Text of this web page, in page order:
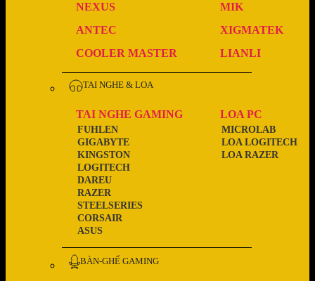
NEXUS
MIK
ANTEC
XIGMATEK
COOLER MASTER
LIANLI
TAI NGHE & LOA
TAI NGHE GAMING
ASUS
CORSAIR
STEELSERIES
RAZER
DAREU
LOGITECH
KINGSTON
GIGABYTE
FUHLEN
LOA PC
LOA RAZER
LOA LOGITECH
MICROLAB
BÀN-GHẾ GAMING